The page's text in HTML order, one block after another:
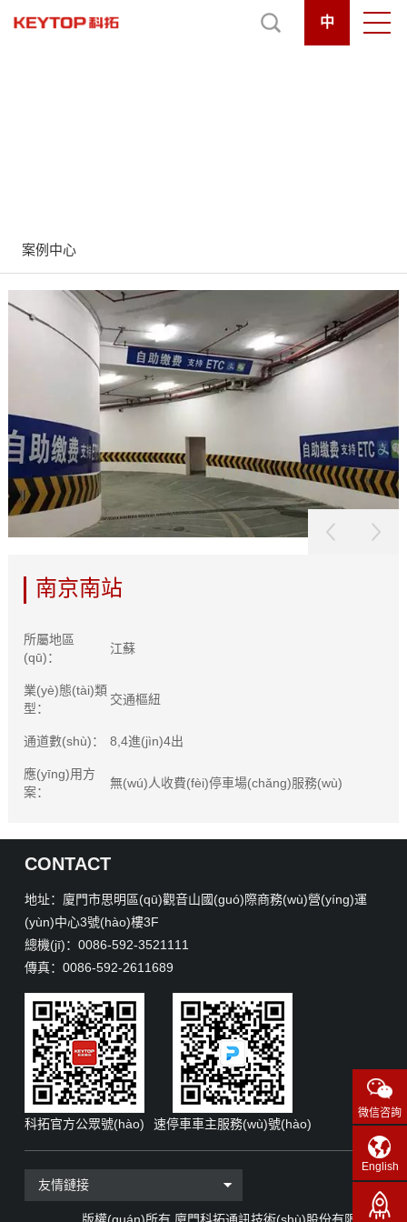
中
案例中心
南京南站
所屬地區
(qū)：
江蘇
業(yè)態(tài)類
型：
交通樞紐
通道數(shù)： 8,4進(jìn)4出
應(yīng)用方
案：
無(wú)人收費(fèi)停車場(chǎng)服務(wù)
CONTACT
地址：廈門市思明區(qū)觀音山國(guó)際商務(wù)營(yíng)運
(yùn)中心3號(hào)樓3F
總機(jī)：0086-592-3521111
傳真：0086-592-2611689
科拓官方公眾號(hào) 速停車車主服務(wù)號(hào)
友情鏈接
微信咨詢
English